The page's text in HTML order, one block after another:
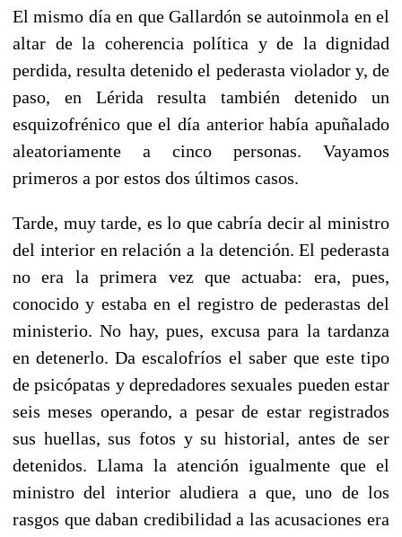
El mismo día en que Gallardón se autoinmola en el
altar de la coherencia política y de la dignidad
perdida, resulta detenido el pederasta violador y, de
paso, en Lérida resulta también detenido un
esquizofrénico que el día anterior había apuñalado
aleatoriamente a cinco personas. Vayamos
primeros a por estos dos últimos casos.
Tarde, muy tarde, es lo que cabría decir al ministro
del interior en relación a la detención. El pederasta
no era la primera vez que actuaba: era, pues,
conocido y estaba en el registro de pederastas del
ministerio. No hay, pues, excusa para la tardanza
en detenerlo. Da escalofríos el saber que este tipo
de psicópatas y depredadores sexuales pueden estar
seis meses operando, a pesar de estar registrados
sus huellas, sus fotos y su historial, antes de ser
detenidos. Llama la atención igualmente que el
ministro del interior aludiera a que, uno de los
rasgos que daban credibilidad a las acusaciones era